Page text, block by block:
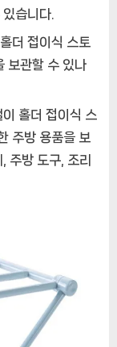
습니다.
더 접이식 스토
보관할 수 있나
홀더 접이식 스
주방 용품을 보
주방 도구, 조리